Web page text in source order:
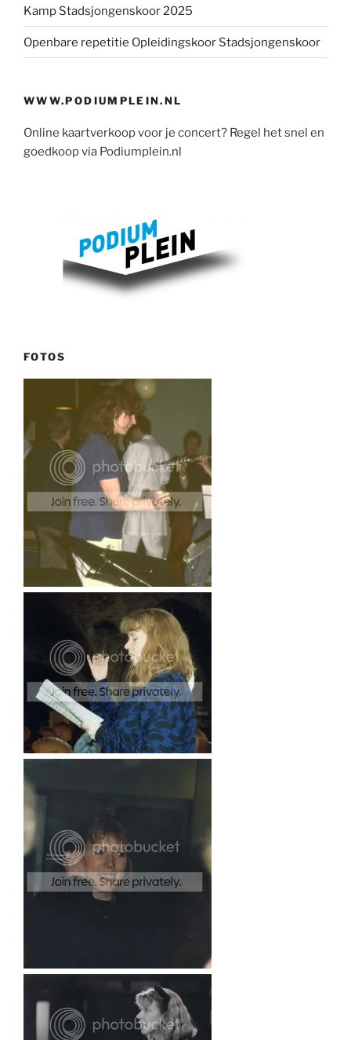
Kamp Stadsjongenskoor 2025
Openbare repetitie Opleidingskoor Stadsjongenskoor
WWW.PODIUMPLEIN.NL
Online kaartverkoop voor je concert? Regel het snel en
goedkoop via Podiumplein.nl
FOTOS